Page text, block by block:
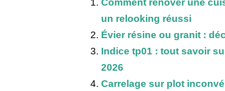
Comment rénover une
un relooking réussi
Évier résine ou granit :
Indice tp01 : tout savoir
2026
Carrelage sur plot